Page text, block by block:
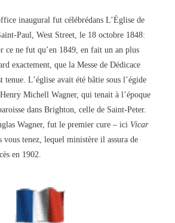
inaugural fut célébrédans L’Église de
Paul, West Street, le 18 octobre 1848:
ce ne fut qu’en 1849, en fait un an plus
exactement, que la Messe de Dédicace
tenue. L’église avait été bâtie sous l’égide
Michell Wagner, qui tenait à l’époque
dans Brighton, celle de Saint-Peter.
Wagner, fut le premier cure – ici Vicar
vous tenez, lequel ministère il assura de
en 1902.